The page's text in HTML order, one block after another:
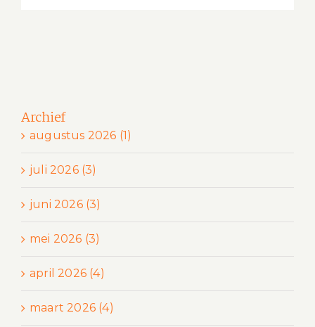
Archief
augustus 2026 (1)
juli 2026 (3)
juni 2026 (3)
mei 2026 (3)
april 2026 (4)
maart 2026 (4)